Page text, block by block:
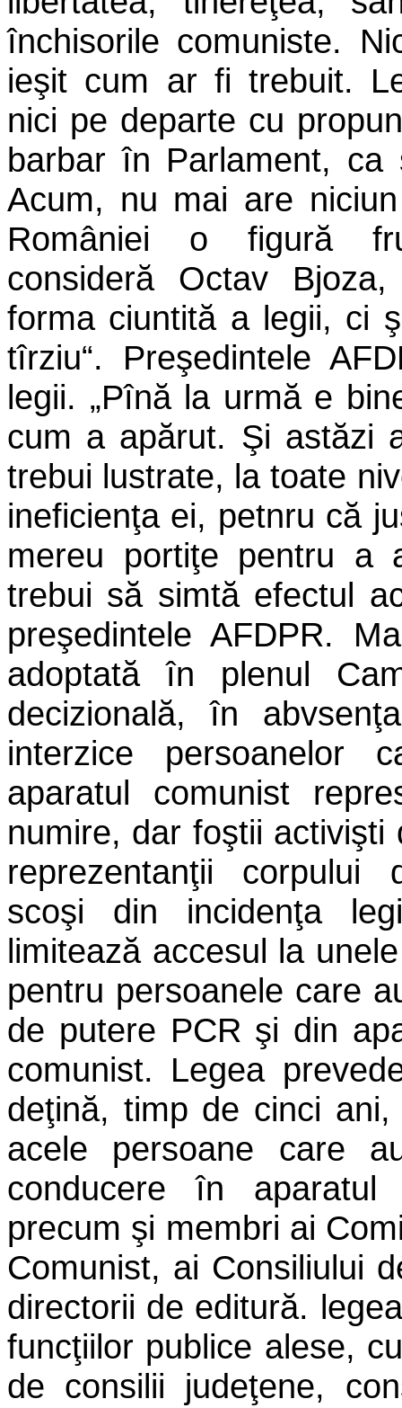
închisorile comuniste.
ieşit cum ar fi trebuit.
nici pe departe cu
barbar în Parlament, ca
Acum, nu mai are
României o figură
consideră Octav
forma ciuntită a legii, ci
tîrziu“. Preşedintele
legii. „Pînă la urmă e
cum a apărut. Şi astăzi
trebui lustrate, la toate
ineficienţa ei, petnru că
mereu portiţe pentru a
trebui să simtă efectul
preşedintele AFDPR.
adoptată în plenul
decizională, în
interzice
aparatul comunist
numire, dar foştii
reprezentanţii corpului
scoşi din incidenţa
limitează accesul la
pentru persoanele care
de putere PCR şi din
comunist. Legea
deţină, timp de cinci
acele persoane care
conducere în
precum şi membri ai
Comunist, ai Consiliului
directorii de editură.
funcţiilor publice alese,
de consilii judeţene,